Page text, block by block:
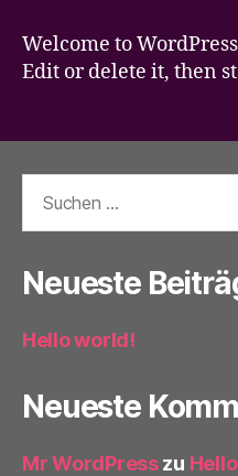
Welcome to
Edit or delete it, then
nach:
Neueste
Hello world!
Neueste
Mr WordPresszu